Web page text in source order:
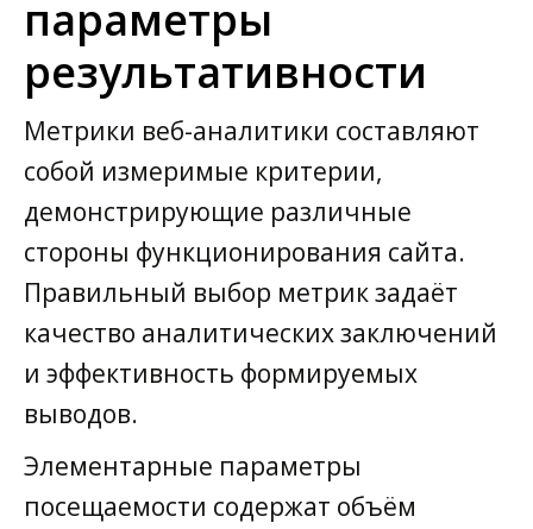
параметры
результативности
Метрики веб-аналитики составляют
собой измеримые критерии,
демонстрирующие различные
стороны функционирования сайта.
Правильный выбор метрик задаёт
качество аналитических заключений
и эффективность формируемых
выводов.
Элементарные параметры
посещаемости содержат объём